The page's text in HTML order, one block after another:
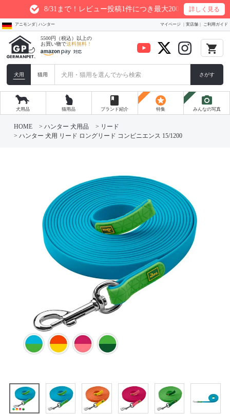
8/31まで！レビュー投稿1件につき最大200ptプレゼント
詳しく見る
アニモンダ | ハンター マイページ 実店舗 ご利用ガイド
5500円（税込）以上の
お買い物で送料無料！ local_grocery_store
犬用 猫用 さがす
犬用品 猫用品
book
ブランド紹介
stars
特集
photo_camera
みんなの写真
HOME ハンター 犬用品
リード
ハンター 犬用 リード ロングリード コンビニエンス 15/1200